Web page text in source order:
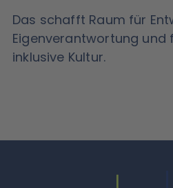
Das schafft Raum für
Eigenverantwortung und
inklusive Kultur.